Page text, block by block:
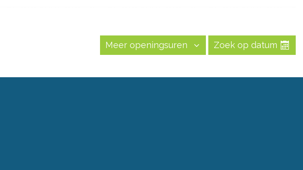
Meer openingsuren Zoek op datum